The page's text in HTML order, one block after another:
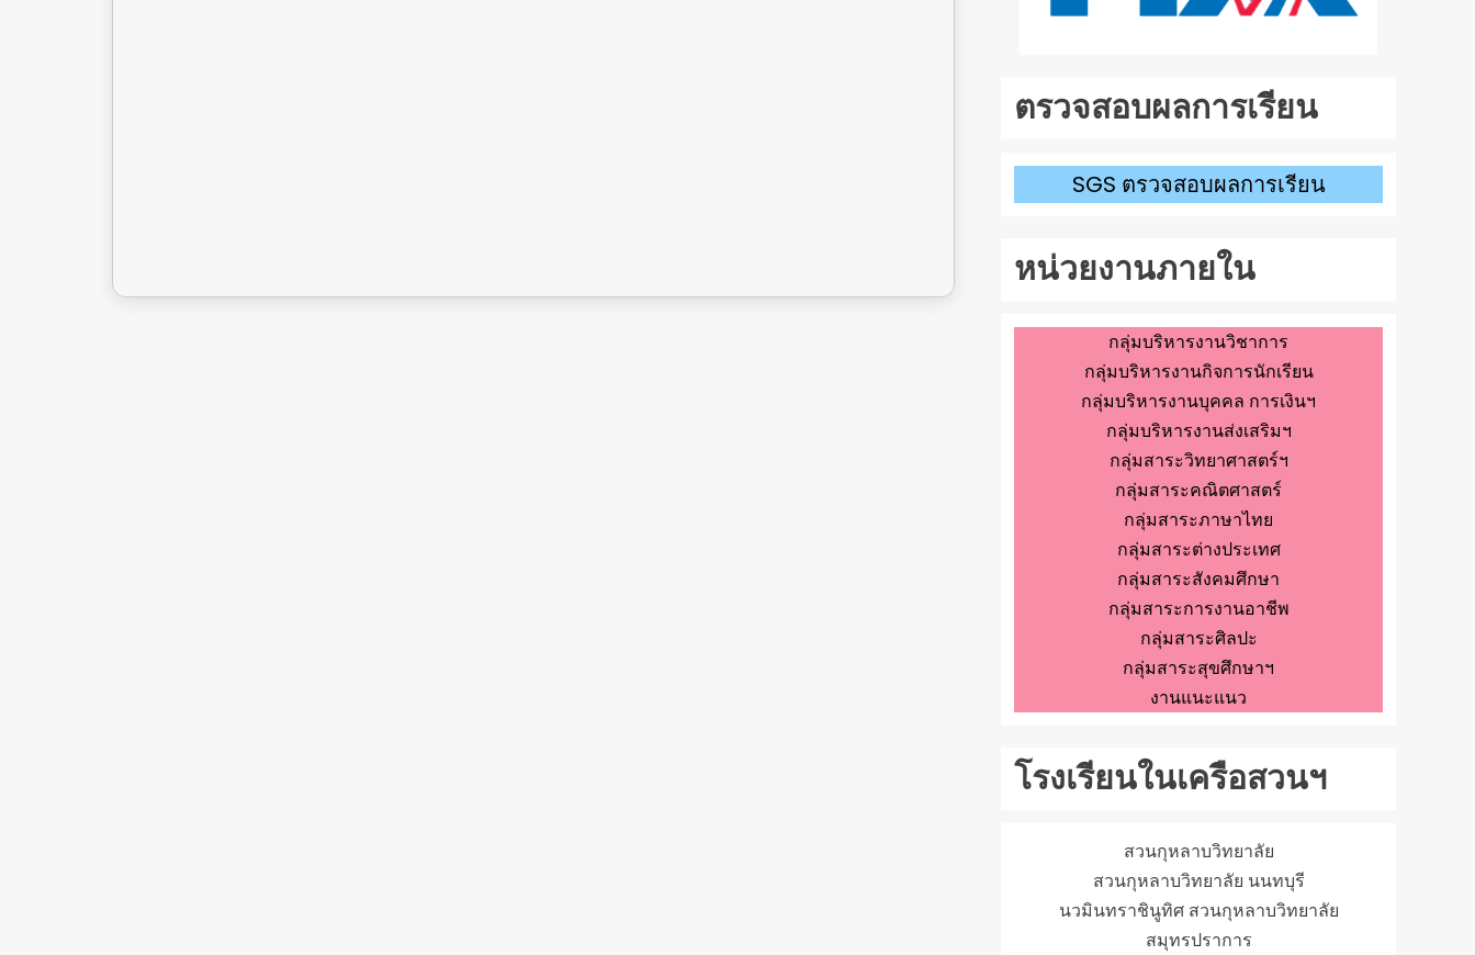
เสียง
ตรวจสอบผลการเรียน
SGS ตรวจสอบผลการเรียน
หน่วยงานภายใน
กลุ่มบริหารงานวิชาการ
กลุ่มบริหารงานกิจการนักเรียน
กลุ่มบริหารงานบุคคล การเงินฯ
กลุ่มบริหารงานส่งเสริมฯ
กลุ่มสาระวิทยาศาสตร์ฯ
กลุ่มสาระคณิตศาสตร์
กลุ่มสาระภาษาไทย
กลุ่มสาระต่างประเทศ
กลุ่มสาระสังคมศึกษา
กลุ่มสาระการงานอาชีพ
กลุ่มสาระศิลปะ
กลุ่มสาระสุขศึกษาฯ
งานแนะแนว
โรงเรียนในเครือสวนฯ
สวนกุหลาบวิทยาลัย
สวนกุหลาบวิทยาลัย นนทบุรี
นวมินทราชินูทิศ สวนกุหลาบวิทยาลัย
สมุทรปราการ